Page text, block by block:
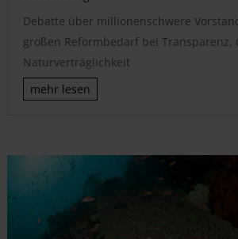
Debatte über millionenschwere
großen Reformbedarf bei Transparenz,
Naturverträglichkeit
mehr lesen